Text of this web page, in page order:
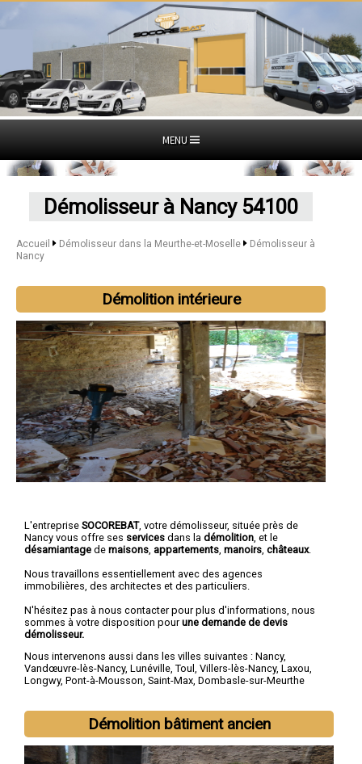
MENU
Démolisseur à Nancy 54100
Accueil Démolisseur dans la Meurthe-et-Moselle
Démolisseur à
Nancy
Démolition intérieure
L'entreprise SOCOREBAT, votre démolisseur, située près de
Nancy vous offre ses services dans la démolition , et le
désamiantage de maisons appartements manoirs châteaux.
Nous travaillons essentiellement avec des agences
immobilières, des architectes et des particuliers.
N'hésitez pas à nous contacter pour plus d'informations, nous
sommes à votre disposition pourune demande de devis
démolisseur.
Nous intervenons aussi dans les villes suivantes : Nancy,
Vandœuvre-lès-Nancy, Lunéville, Toul , Villers-lès-Nancy, Laxou,
Longwy, Pont-à-Mousson, Saint-Max, Dombasle-sur-Meurthe
Démolition bâtiment ancien